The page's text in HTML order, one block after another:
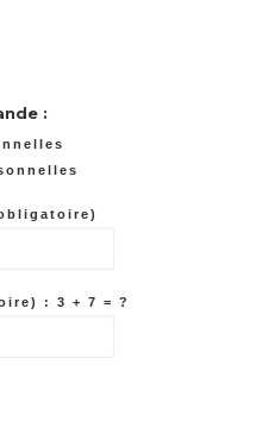
:
: 3 + 7 = ?